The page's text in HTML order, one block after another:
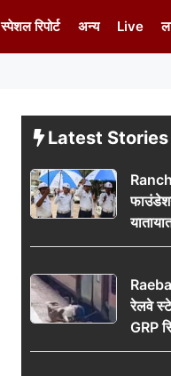
स्पेशल रिपोर्ट अन्य Live
Latest Stories
को
रेलवे
GRP
महिला